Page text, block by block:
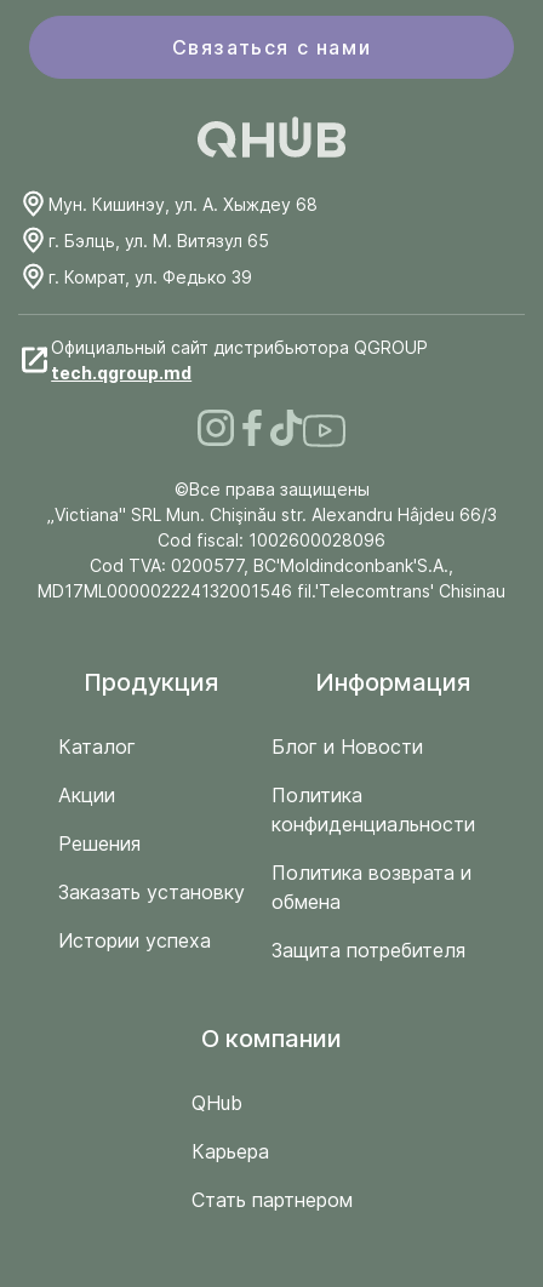
Связаться с нами
Мун. Кишинэу, ул. А. Хыждеу 68
г. Бэлць, ул. М. Витязул 65
г. Комрат, ул. Федько 39
Официальный сайт дистрибьютора QGROUP
tech.qgroup.md
©Все права защищены
„Victiana" SRL Mun. Chişinău str. Alexandru Hâjdeu 66/3
Cod fiscal: 1002600028096
Cod TVA: 0200577, BC'Moldindconbank'S.A.,
MD17ML000002224132001546 fil.'Telecomtrans' Chisinau
Продукция
Каталог
Акции
Решения
Заказать установку
Истории успеха
Информация
Блог и Новости
Политика
конфиденциальности
Политика возврата и
обмена
Защита потребителя
O компании
QHub
Карьера
Стать партнером